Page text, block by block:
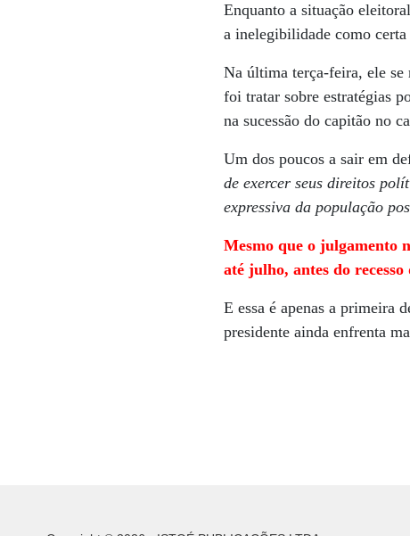
Enquanto a situação
a inelegibilidade como
Na última terça-feira, ele
foi tratar sobre estratégias
na sucessão do capitão no
Um dos poucos a sair em
de exercer seus direitos
expressiva da população
Mesmo que o julgamento
até julho, antes do
E essa é apenas a primeira
presidente ainda enfrenta